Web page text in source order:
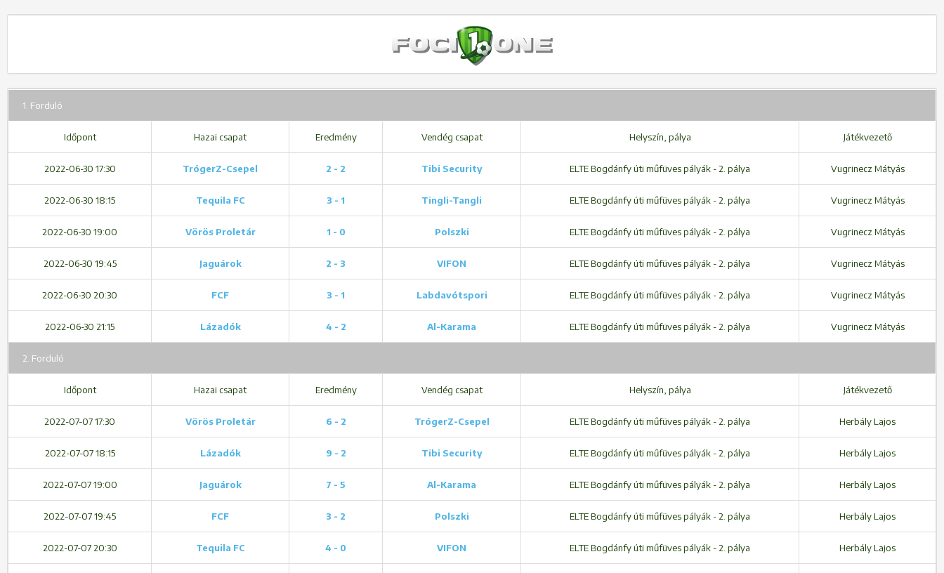
1. Forduló
Időpont Hazai csapat Eredmény Vendég csapat Helyszín, pálya Játékvezető
2022-06-30 17:30 TrógerZ-Csepel 2 - 2 Tibi Security ELTE Bogdánfy úti műfüves pályák - 2. pálya Vugrinecz Mátyás
2022-06-30 18:15 Tequila FC 3 - 1 Tingli-Tangli ELTE Bogdánfy úti műfüves pályák - 2. pálya Vugrinecz Mátyás
2022-06-30 19:00 Vörös Proletár 1 - 0 Polszki ELTE Bogdánfy úti műfüves pályák - 2. pálya Vugrinecz Mátyás
2022-06-30 19:45 Jaguárok 2 - 3 VIFON ELTE Bogdánfy úti műfüves pályák - 2. pálya Vugrinecz Mátyás
2022-06-30 20:30 FCF 3 - 1 Labdavótspori ELTE Bogdánfy úti műfüves pályák - 2. pálya Vugrinecz Mátyás
2022-06-30 21:15 Lázadók 4 - 2 Al-Karama ELTE Bogdánfy úti műfüves pályák - 2. pálya Vugrinecz Mátyás
2. Forduló
Időpont Hazai csapat Eredmény Vendég csapat Helyszín, pálya Játékvezető
2022-07-07 17:30 Vörös Proletár 6 - 2 TrógerZ-Csepel ELTE Bogdánfy úti műfüves pályák - 2. pálya Herbály Lajos
2022-07-07 18:15 Lázadók 9 - 2 Tibi Security ELTE Bogdánfy úti műfüves pályák - 2. pálya Herbály Lajos
2022-07-07 19:00 Jaguárok 7 - 5 Al-Karama ELTE Bogdánfy úti műfüves pályák - 2. pálya Herbály Lajos
2022-07-07 19:45 FCF 3 - 2 Polszki ELTE Bogdánfy úti műfüves pályák - 2. pálya Herbály Lajos
2022-07-07 20:30 Tequila FC 4 - 0 VIFON ELTE Bogdánfy úti műfüves pályák - 2. pálya Herbály Lajos